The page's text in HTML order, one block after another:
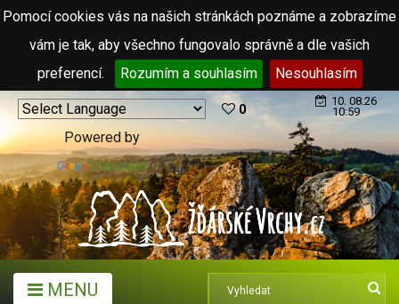
Pomocí cookies vás na našich stránkách poznáme a zobrazíme
vám je tak, aby všechno fungovalo správně a dle vašich
preferencí.
Rozumím a souhlasím Nesouhlasím
Powered by
Translate
0
10. 08.26
10:59
MENU